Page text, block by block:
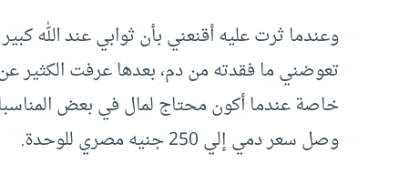
تعوضني ما فقدته من دم، بعدها عرفت الكثير
خاصة عندما أكون محتاج لمال في بعض
وصل سعر دمي إلي 250 جنيه مصري للوحدة.